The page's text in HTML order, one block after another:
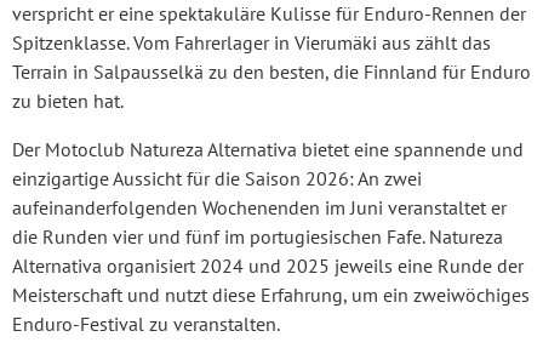
verspricht er eine spektakuläre Kulisse für Enduro-Rennen der
Spitzenklasse. Vom Fahrerlager in Vierumäki aus zählt das
Terrain in Salpausselkä zu den besten, die Finnland für Enduro
zu bieten hat.
Der Motoclub Natureza Alternativa bietet eine spannende und
einzigartige Aussicht für die Saison 2026: An zwei
aufeinanderfolgenden Wochenenden im Juni veranstaltet er
die Runden vier und fünf im portugiesischen Fafe. Natureza
Alternativa organisiert 2024 und 2025 jeweils eine Runde der
Meisterschaft und nutzt diese Erfahrung, um ein zweiwöchiges
Enduro-Festival zu veranstalten.